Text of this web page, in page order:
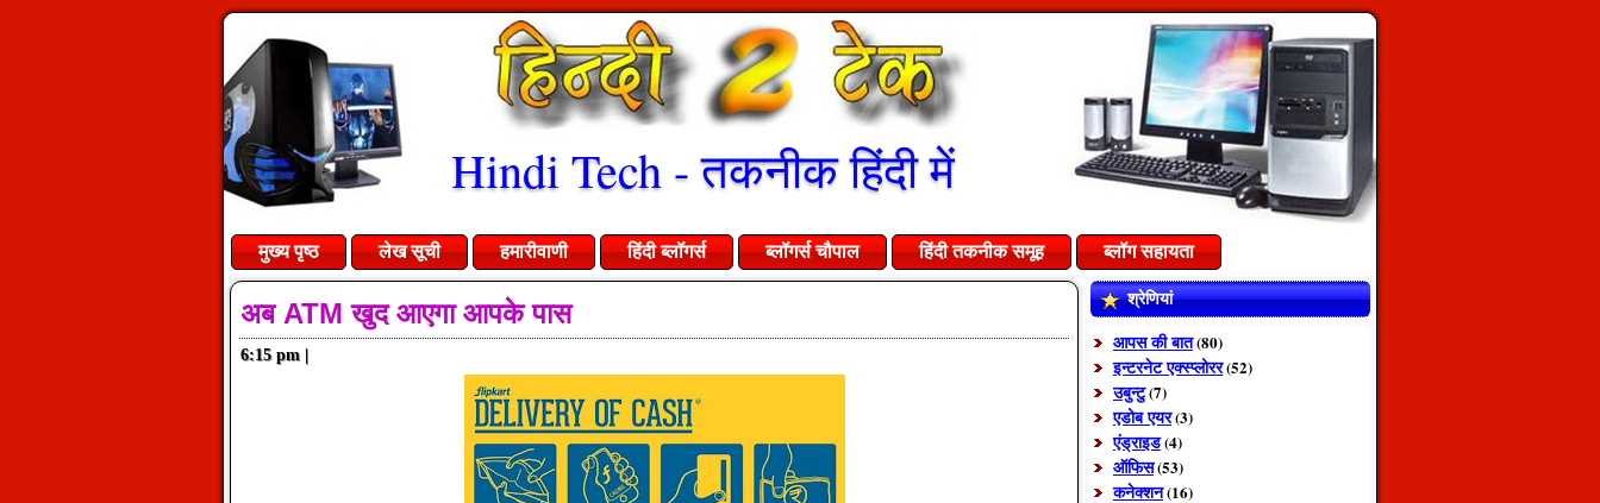
Hindi Tech - तकनीक हिंदी में
मुख्य पृष्ठ लेख सूची हमारीवाणी हिंदी ब्लॉगर्स ब्लॉगर्स चौपाल हिंदी तकनीक समूह ब्लॉग सहायता
अब ATM खुद आएगा आपके पास
6:15 pm |
श्रेणियां
आपस की बात(80)
इन्टरनेट एक्स्प्लोरर(52)
उबुन्टु(7)
एडोब एयर(3)
एंड्राइड(4)
ऑफिस(53)
कनेक्शन(16)